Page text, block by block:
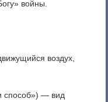
войны.
воздух,
способ») — вид